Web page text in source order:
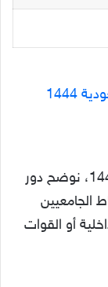
بعد الحديث عن العلاوة السنوية للضباط 1445، نوضح دور
الجامعيين
أو القوات